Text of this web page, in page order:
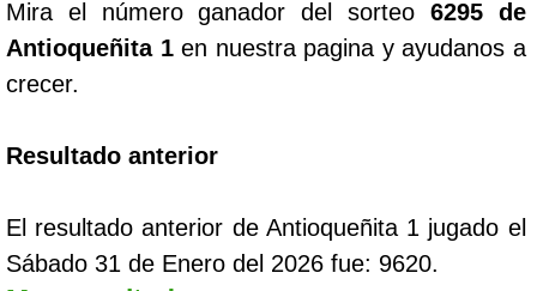
Mira el número ganador del sorteo 6295 de
Antioqueñita 1en nuestra pagina y ayudanos a
crecer.
Resultado anterior
El resultado anterior de Antioqueñita 1 jugado el
Sábado 31 de Enero del 2026 fue: 9620.